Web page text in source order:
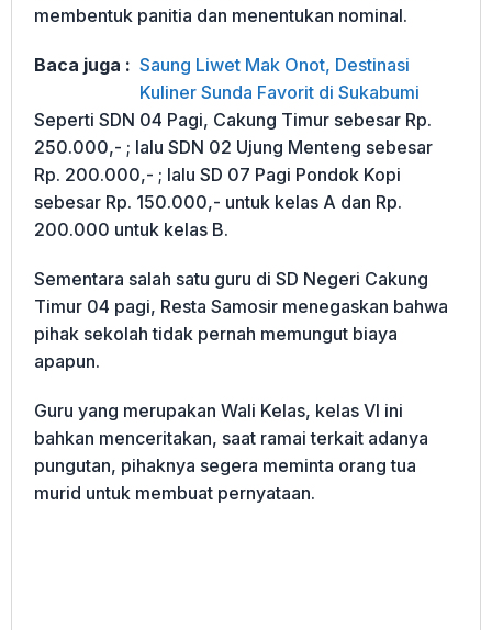
membentuk panitia dan menentukan nominal.
Baca juga : Saung Liwet Mak Onot, Destinasi
Kuliner Sunda Favorit di Sukabumi
Seperti SDN 04 Pagi, Cakung Timur sebesar Rp.
250.000,- ; lalu SDN 02 Ujung Menteng sebesar
Rp. 200.000,- ; lalu SD 07 Pagi Pondok Kopi
sebesar Rp. 150.000,- untuk kelas A dan Rp.
200.000 untuk kelas B.
Sementara salah satu guru di SD Negeri Cakung
Timur 04 pagi, Resta Samosir menegaskan bahwa
pihak sekolah tidak pernah memungut biaya
apapun.
Guru yang merupakan Wali Kelas, kelas VI ini
bahkan menceritakan, saat ramai terkait adanya
pungutan, pihaknya segera meminta orang tua
murid untuk membuat pernyataan.